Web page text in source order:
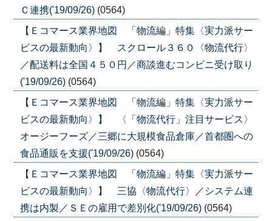
Ｃ連携('19/09/26) (0564)
【Ｅコマース業界地図 「物流編」特集〈実力派サー
ビスの最新動向〉】 スクロール３６０〈物流代行〉
／配送料は全国４５０円／商談進むコンビニ受け取り
('19/09/26) (0564)
【Ｅコマース業界地図 「物流編」特集〈実力派サー
ビスの最新動向〉】 〈「物流代行」注目サービス〉
オージーフーズ／三郷に大規模食品倉庫／首都圏への
食品通販を支援('19/09/26) (0564)
【Ｅコマース業界地図 「物流編」特集〈実力派サー
ビスの最新動向〉】 三協〈物流代行〉／システム連
携は内製／ＳＥの雇用で差別化('19/09/26) (0564)